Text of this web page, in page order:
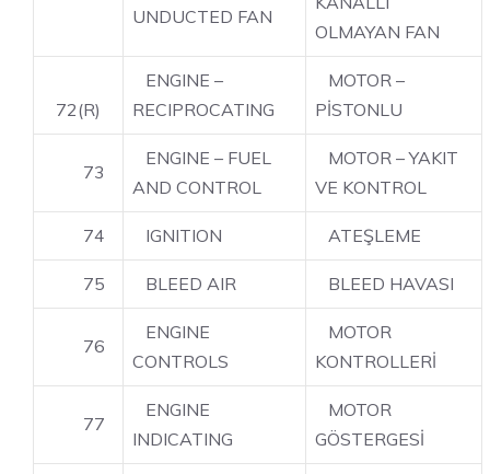
UNDUCTED FAN
OLMAYAN FAN
72(R)
ENGINE –
RECIPROCATING
MOTOR –
PİSTONLU
73
ENGINE – FUEL
AND CONTROL
MOTOR – YAKIT
VE KONTROL
74 IGNITION ATEŞLEME
75 BLEED AIR BLEED HAVASI
76
ENGINE
CONTROLS
MOTOR
KONTROLLERİ
77
ENGINE
INDICATING
MOTOR
GÖSTERGESİ